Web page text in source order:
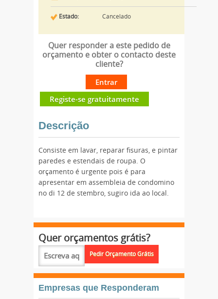
Estado: Cancelado
Quer responder a este pedido de
orçamento e obter o contacto deste
cliente?
Entrar
Registe-se gratuitamente
Descrição
Consiste em lavar, reparar fisuras, e pintar
paredes e estendais de roupa. O
orçamento é urgente pois é para
apresentar em assembleia de condomino
no di 12 de stembro, sugiro ida ao local.
Quer orçamentos grátis?
Empresas que Responderam